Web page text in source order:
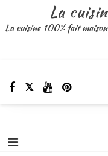
contenu
La
La cuisine 100% fait